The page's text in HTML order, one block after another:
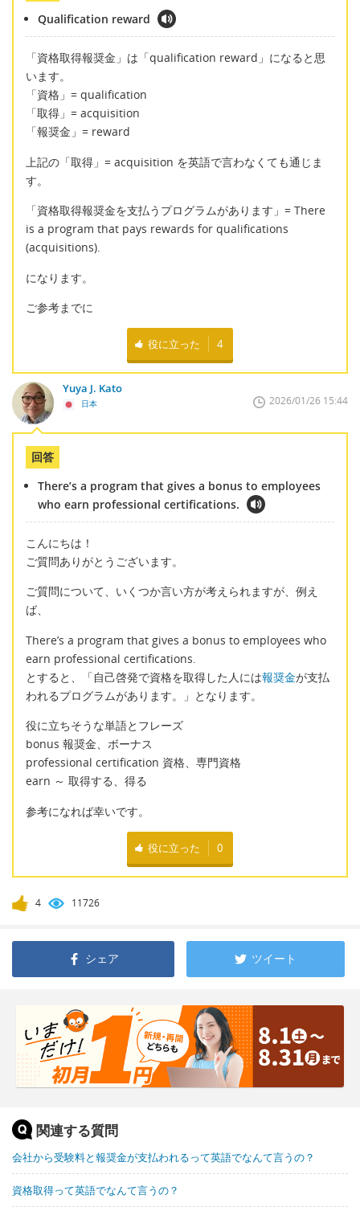
Qualification reward
「資格取得報奨金」は「qualification reward」になると思
います。
「資格」= qualification
「取得」= acquisition
「報奨金」= reward
上記の「取得」= acquisition を英語で言わなくても通じま
す。
「資格取得報奨金を支払うプログラムがあります」= There
is a program that pays rewards for qualifications
(acquisitions).
になります。
ご参考までに
役に立った 4
Yuya J. Kato
日本 2026/01/26 15:44
回答
There’s a program that gives a bonus to employees
who earn professional certifications.
こんにちは！
ご質問ありがとうございます。
ご質問について、いくつか言い方が考えられますが、例え
ば、
There’s a program that gives a bonus to employees who
earn professional certifications.
とすると、「自己啓発で資格を取得した人には報奨金が支払
われるプログラムがあります。」となります。
役に立ちそうな単語とフレーズ
bonus 報奨金、ボーナス
professional certification 資格、専門資格
earn ～ 取得する、得る
参考になれば幸いです。
役に立った 0
4 11726
シェア ツイート
関連する質問
会社から受験料と報奨金が支払われるって英語でなんて言うの？
資格取得って英語でなんて言うの？